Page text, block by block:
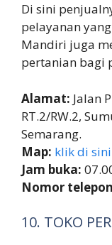
Di sini
pelayanan
Mandiri juga
pertanian bagi
Alamat: Jalan
RT.2/RW.2,
Semarang.
Map: klik di sini
Jam buka:
Nomor
10. TOKO